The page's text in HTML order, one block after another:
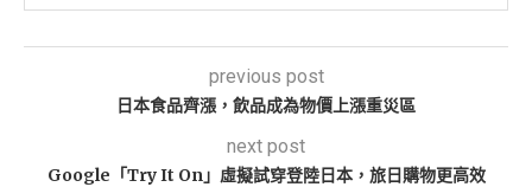
previous post
日本食品齊漲，飲品成為物價上漲重災區
next post
Google「Try It On」虛擬試穿登陸日本，旅日購物更高效